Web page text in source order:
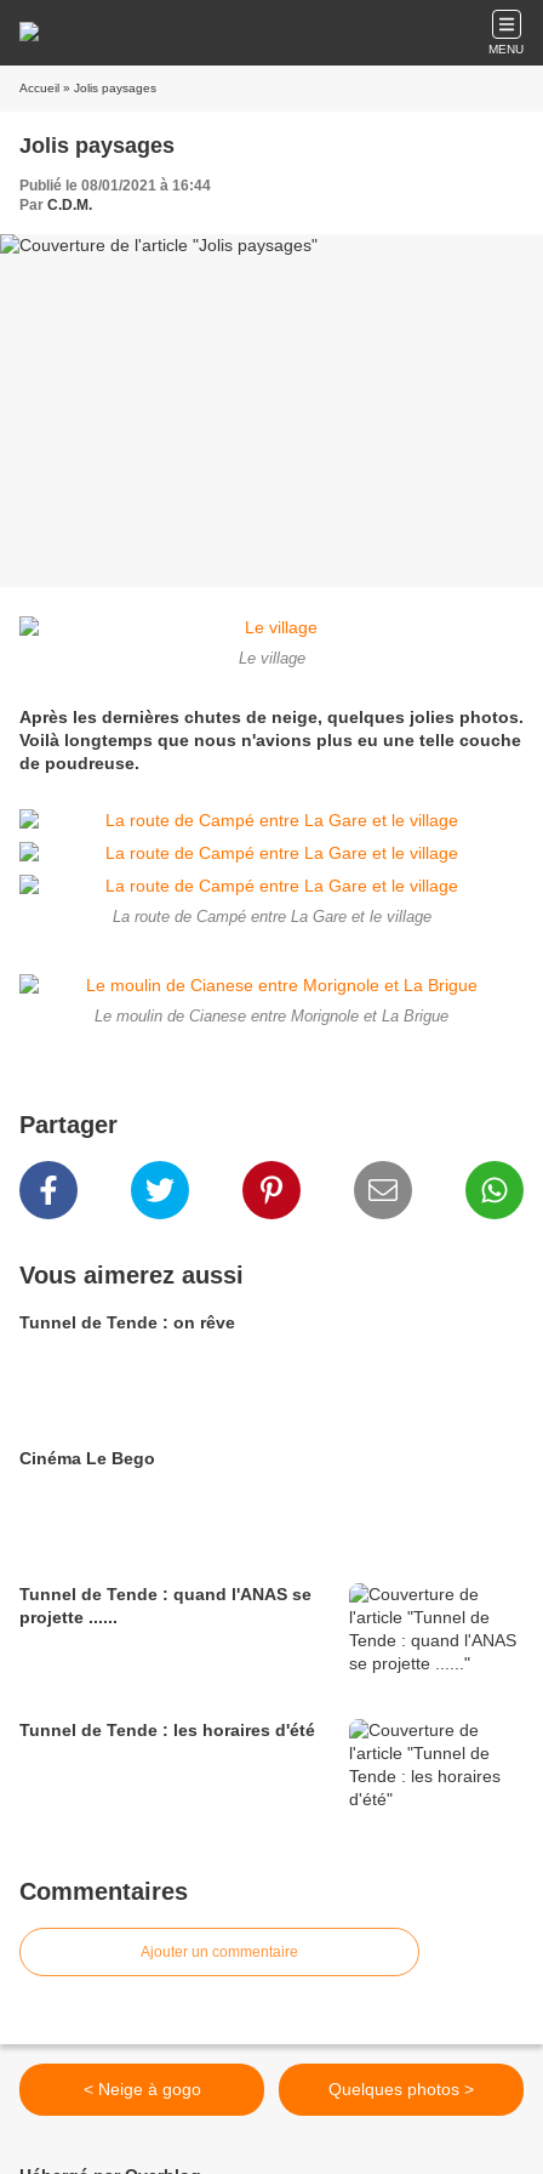
MENU
Accueil » Jolis paysages
Jolis paysages
Publié le 08/01/2021 à 16:44
Par C.D.M.
Le village
Après les dernières chutes de neige, quelques jolies photos.
Voilà longtemps que nous n'avions plus eu une telle couche
de poudreuse.
La route de Campé entre La Gare et le village
Le moulin de Cianese entre Morignole et La Brigue
Partager
Vous aimerez aussi
Tunnel de Tende : on rêve
Cinéma Le Bego
Tunnel de Tende : quand l'ANAS se
projette ......
Tunnel de Tende : les horaires d'été
Commentaires
Ajouter un commentaire
< Neige à gogo Quelques photos >